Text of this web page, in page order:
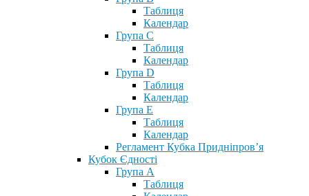
Таблиця
Календар
Група С
Таблиця
Календар
Група D
Таблиця
Календар
Група Е
Таблиця
Календар
Регламент Кубка Придніпров’я
Кубок Єдності
Група А
Таблиця